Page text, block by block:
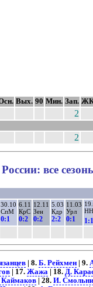
Вых. 90 Мин. Зап.
2
2
все
30.10
СпМ
0:1
6.11
КрС
0:2
12.11
Зен
0:2
5.03
Кдр
2:2
11.03
Урл
0:1
НН
1:1
| 8. Б. Рейхмен| 9.
| 17. Жажа| 18. Д.
| 28. И.